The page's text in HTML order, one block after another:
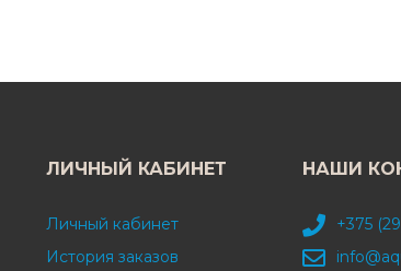
ЛИЧНЫЙ КАБИНЕТ
Личный кабинет
История заказов
НАШИ
+375